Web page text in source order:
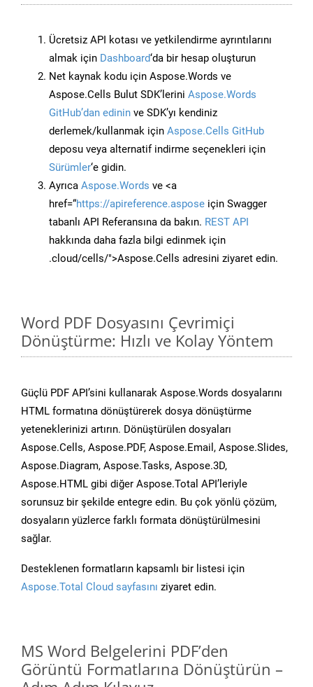
Ücretsiz API kotası ve yetkilendirme ayrıntılarını
almak için Dashboard‘da bir hesap oluşturun
Net kaynak kodu için Aspose.Words ve
Aspose.Cells Bulut SDK’lerini Aspose.Words
GitHub’dan edinin ve SDK’yı kendiniz
derlemek/kullanmak için Aspose.Cells GitHub
deposu veya alternatif indirme seçenekleri için
Sürümler‘e gidin.
Ayrıca Aspose.Words ve <a
href=“https://apireference.aspose için Swagger
tabanlı API Referansına da bakın. REST API
hakkında daha fazla bilgi edinmek için
.cloud/cells/">Aspose.Cells adresini ziyaret edin.
Word PDF Dosyasını Çevrimiçi
Dönüştürme: Hızlı ve Kolay Yöntem
Güçlü PDF API’sini kullanarak Aspose.Words dosyalarını
HTML formatına dönüştürerek dosya dönüştürme
yeteneklerinizi artırın. Dönüştürülen dosyaları
Aspose.Cells, Aspose.PDF, Aspose.Email, Aspose.Slides,
Aspose.Diagram, Aspose.Tasks, Aspose.3D,
Aspose.HTML gibi diğer Aspose.Total API’leriyle
sorunsuz bir şekilde entegre edin. Bu çok yönlü çözüm,
dosyaların yüzlerce farklı formata dönüştürülmesini
sağlar.
Desteklenen formatların kapsamlı bir listesi için
Aspose.Total Cloud sayfasını ziyaret edin.
MS Word Belgelerini PDF’den
Görüntü Formatlarına Dönüştürün –